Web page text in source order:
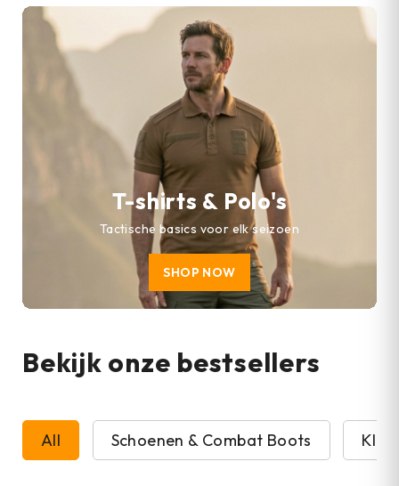
T-shirts & Polo's
Tactische basics voor elk seizoen
SHOP NOW
Bekijk onze bestsellers
All Schoenen & Combat Boots